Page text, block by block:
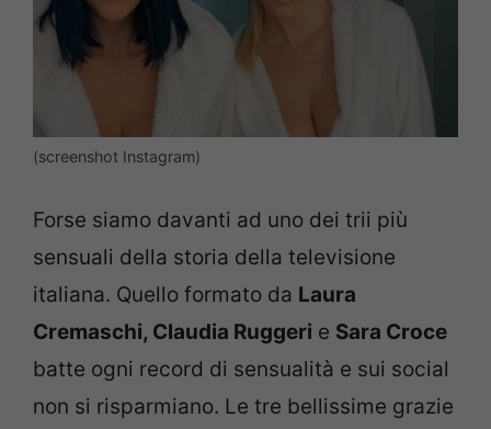
(screenshot Instagram)
Forse siamo davanti ad uno dei trii più
sensuali della storia della televisione
italiana. Quello formato da Laura
Cremaschi, Claudia Ruggeri e Sara Croce
batte ogni record di sensualità e sui social
non si risparmiano. Le tre bellissime grazie